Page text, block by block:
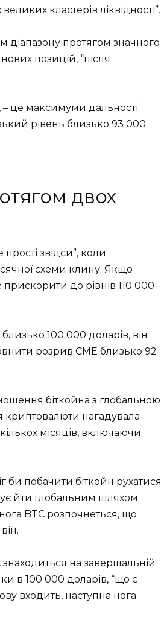
кластерів ліквідності”.
діапазону протягом значного
позицій, “після
– це максимуми дальності
рівень близько 93 000
двох
звідси”, коли
схеми клину. Якщо
до рівнів 110 000-
100 000 доларів, він
розрив CME близько 92
біткойна з глобальною
криптовалюти нагадувала
місяців, включаючи
би побачити біткойн рухатися
йти глобальним шляхом
BTC розпочнеться, що
на завершальній
в 100 000 доларів, “що є
входить, наступна нога